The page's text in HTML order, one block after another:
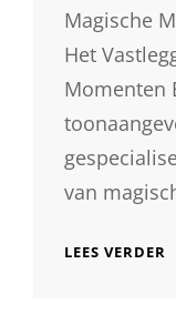
Magische
Het
Momenten
van
LEES VERDER